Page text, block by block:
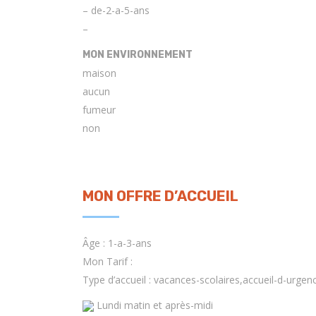
– de-2-a-5-ans
–
MON ENVIRONNEMENT
maison
aucun
fumeur
non
MON OFFRE D’ACCUEIL
Âge : 1-a-3-ans
Mon Tarif :
Type d’accueil : vacances-scolaires,accueil-d-
Lundi matin et après-midi